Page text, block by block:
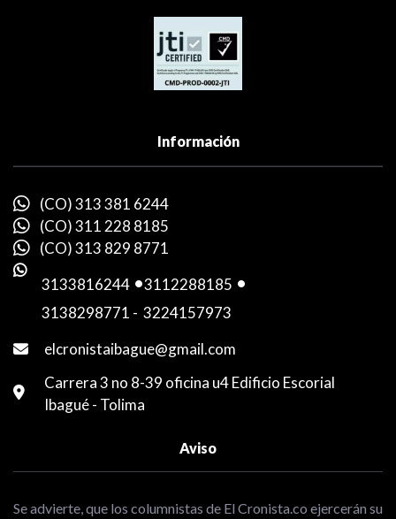
Información
(CO) 313 381 6244
(CO) 311 228 8185
(CO) 313 829 8771
3133816244 -3112288185 -
3138298771 - 3224157973
elcronistaibague@gmail.com
Carrera 3 no 8-39 oficina u4 Edificio Escorial
Ibagué - Tolima
Aviso
Se advierte, que los columnistas de El Cronista.co ejercerán su